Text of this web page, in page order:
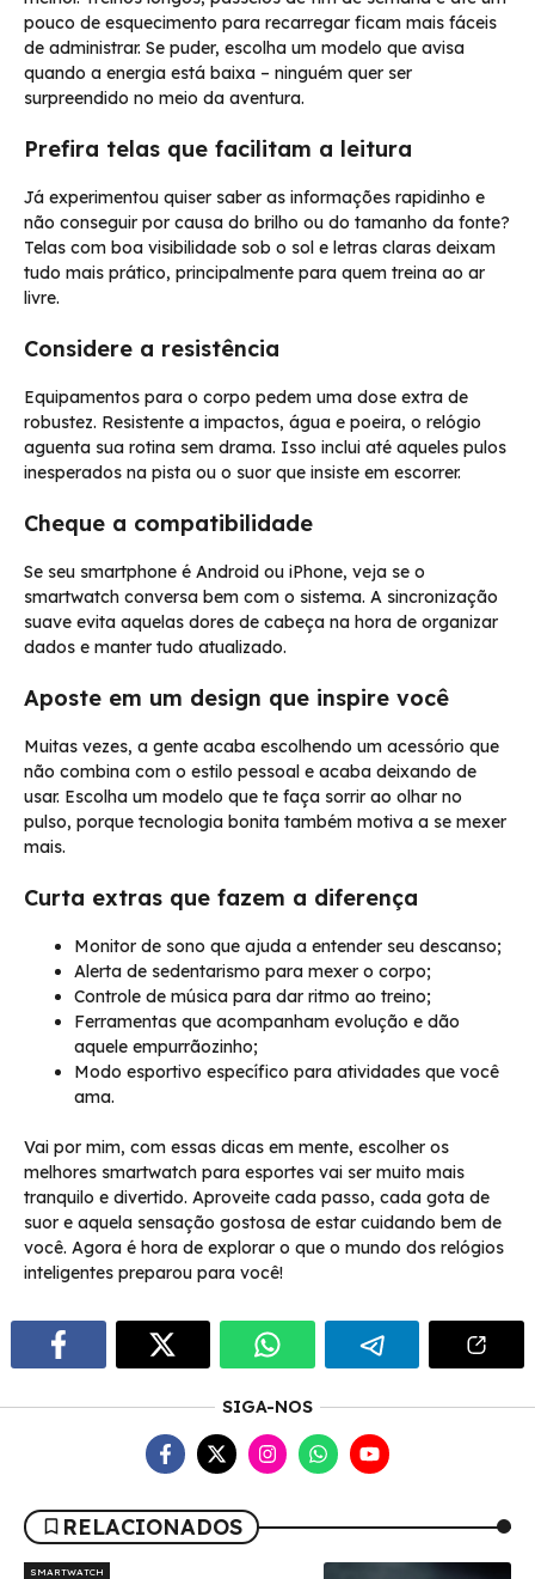
pouco de esquecimento para recarregar ficam mais fáceis
de administrar. Se puder, escolha um modelo que avisa
quando a energia está baixa – ninguém quer ser
surpreendido no meio da aventura.
Prefira telas que facilitam a leitura
Já experimentou quiser saber as informações rapidinho e
não conseguir por causa do brilho ou do tamanho da fonte?
Telas com boa visibilidade sob o sol e letras claras deixam
tudo mais prático, principalmente para quem treina ao ar
livre.
Considere a resistência
Equipamentos para o corpo pedem uma dose extra de
robustez. Resistente a impactos, água e poeira, o relógio
aguenta sua rotina sem drama. Isso inclui até aqueles pulos
inesperados na pista ou o suor que insiste em escorrer.
Cheque a compatibilidade
Se seu smartphone é Android ou iPhone, veja se o
smartwatch conversa bem com o sistema. A sincronização
suave evita aquelas dores de cabeça na hora de organizar
dados e manter tudo atualizado.
Aposte em um design que inspire você
Muitas vezes, a gente acaba escolhendo um acessório que
não combina com o estilo pessoal e acaba deixando de
usar. Escolha um modelo que te faça sorrir ao olhar no
pulso, porque tecnologia bonita também motiva a se mexer
mais.
Curta extras que fazem a diferença
Monitor de sono que ajuda a entender seu descanso;
Alerta de sedentarismo para mexer o corpo;
Controle de música para dar ritmo ao treino;
Ferramentas que acompanham evolução e dão
aquele empurrãozinho;
Modo esportivo específico para atividades que você
ama.
Vai por mim, com essas dicas em mente, escolher os
melhores smartwatch para esportes vai ser muito mais
tranquilo e divertido. Aproveite cada passo, cada gota de
suor e aquela sensação gostosa de estar cuidando bem de
você. Agora é hora de explorar o que o mundo dos relógios
inteligentes preparou para você!
SIGA-NOS
RELACIONADOS
SMARTWATCH